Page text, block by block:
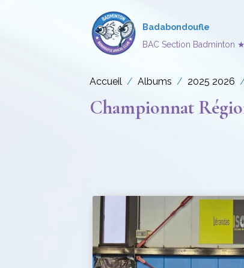
Badabondoufle
BAC Section Badminton ★
Accueil Albums 2025 2026
Championnat